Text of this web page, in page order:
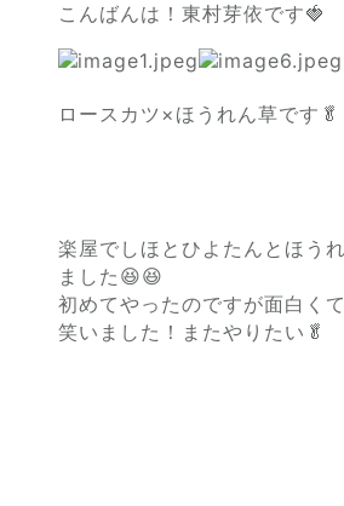
こんばんは！東村芽依です🍓
ロースカツ×ほうれん草です🥬
楽屋でしほとひよたんとほう
ました😆😆
初めてやったのですが面白く
笑いました！またやりたい🥬